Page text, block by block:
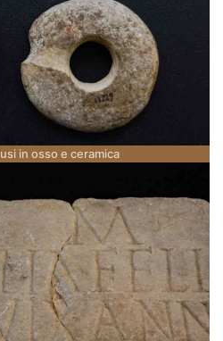
in osso e ceramica